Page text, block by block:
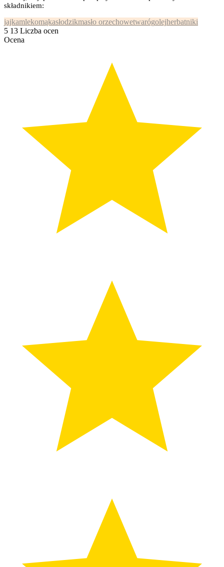
składnikiem:
jajkamlekomąkasłodzikmasło orzechowetwarógolejherbatniki
5 13 Liczba ocen
Ocena